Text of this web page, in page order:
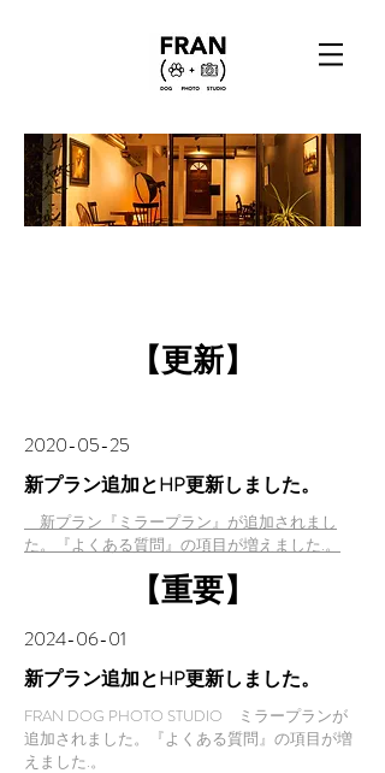
​【更新】
​2020-05-25
新プラン追加とHP更新しました。
​ 新プラン『ミラープラン』が追加されまし
た。『よくある質問』の項目が増えました.​。
​【重要】
​2024-06-01
新プラン追加とHP更新しました。
​FRAN DOG PHOTO STUDIO ミラープランが
追加されました。『よくある質問』の項目が増
えました.​。